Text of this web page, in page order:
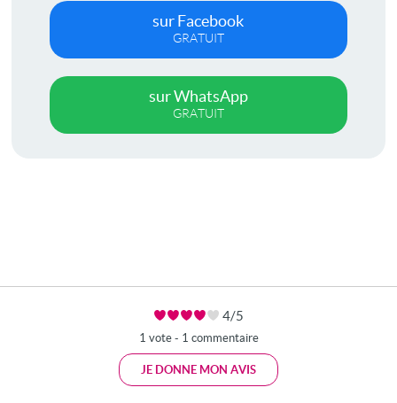
sur Facebook
GRATUIT
sur WhatsApp
GRATUIT
4/5
1 vote - 1 commentaire
JE DONNE MON AVIS